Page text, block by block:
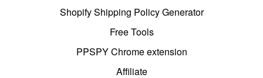
Shopify Shipping Policy Generator
Free Tools
PPSPY Chrome extension
Affiliate